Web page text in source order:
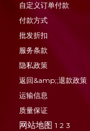
自定义订单付款
付款方式
批发折扣
服务条款
隐私政策
返回&amp;;退款政策
运输信息
质量保证
网站地图 1 2 3